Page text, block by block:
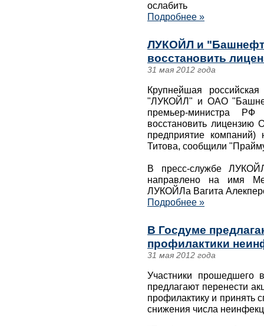
ослабить
Подробнее »
ЛУКОЙЛ и
восстановить
31 мая 2012 года
Крупнейшая
"ЛУКОЙЛ" и ОАО
премьер-министра
восстановить
предприятие
Титова, сообщили
В пресс-службе
направлено на имя
ЛУКОЙЛа Вагита
Подробнее »
В Госдуме
профилактики
31 мая 2012 года
Участники прошедшего
предлагают перенести
профилактику и принять
снижения числа